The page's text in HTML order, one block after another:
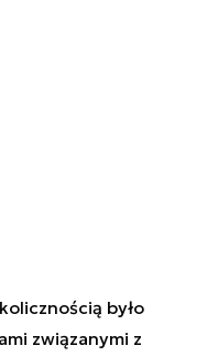
było
związanymi z